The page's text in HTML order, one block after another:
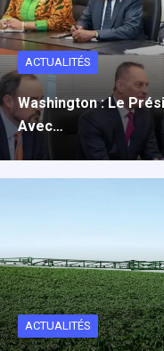
ACTUALITÉS
Washington : Le
Avec…
ACTUALITÉS